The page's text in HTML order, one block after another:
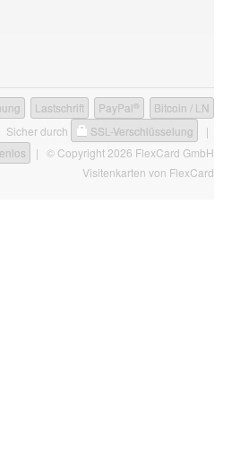
Lastschrift PayPal ®
Bitcoin / LN
| Sicher durch
SSL-Verschlüsselung
|
| © Copyright 2026 FlexCard GmbH
Visitenkarten von FlexCard